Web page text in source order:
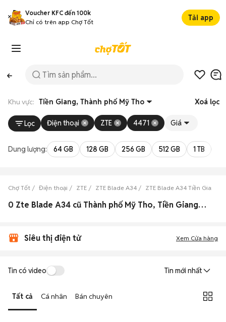
Voucher KFC đến 100k
Chỉ có trên app Chợ Tốt
Tải app
Khu vực: Tiền Giang, Thành phố Mỹ Tho Xoá lọc
Lọc Điện thoại ZTE 4471 Giá
Dung lượng: 64 GB 128 GB 256 GB 512 GB 1 TB
Chợ Tốt Điện thoại ZTE ZTE Blade A34 ZTE Blade A34 Tiền Giang
0 Zte Blade A34 cũ Thành phố Mỹ Tho, Tiền Giang đẹp
Siêu thị điện tử Xem Cửa hàng
Tin có video Tin mới nhất
Tất cả Cá nhân Bán chuyên